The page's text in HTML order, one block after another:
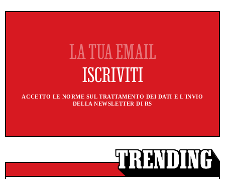
ACCETTO LE NORME SUL TRATTAMENTO DEI DATI E L'INVIO
DELLA NEWSLETTER DI RS